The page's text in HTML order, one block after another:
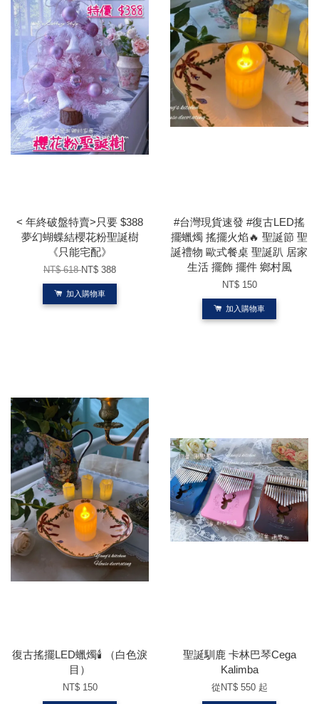
< 年終破盤特賣>只要 $388
夢幻蝴蝶結櫻花粉聖誕樹
《只能宅配》
NT$ 618NT$ 388
加入購物車
#台灣現貨速發 #復古LED搖
擺蠟燭 搖擺火焰🔥 聖誕節 聖
誕禮物 歐式餐桌 聖誕趴 居家
生活 擺飾 擺件 鄉村風
NT$ 150
加入購物車
復古搖擺LED蠟燭🕯️ （白色淚
目）
NT$ 150
聖誕馴鹿 卡林巴琴Cega
Kalimba
從NT$ 550 起